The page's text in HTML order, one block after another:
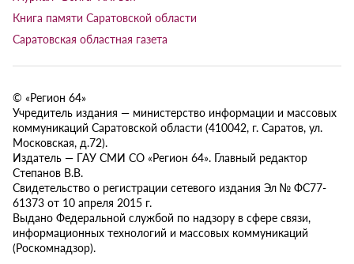
Книга памяти Саратовской области
Саратовская областная газета
© «Регион 64»
Учредитель издания — министерство информации и массовых
коммуникаций Саратовской области (410042, г. Саратов, ул.
Московская, д.72).
Издатель — ГАУ СМИ СО «Регион 64». Главный редактор
Степанов В.В.
Свидетельство о регистрации сетевого издания Эл № ФС77-
61373 от 10 апреля 2015 г.
Выдано Федеральной службой по надзору в сфере связи,
информационных технологий и массовых коммуникаций
(Роскомнадзор).